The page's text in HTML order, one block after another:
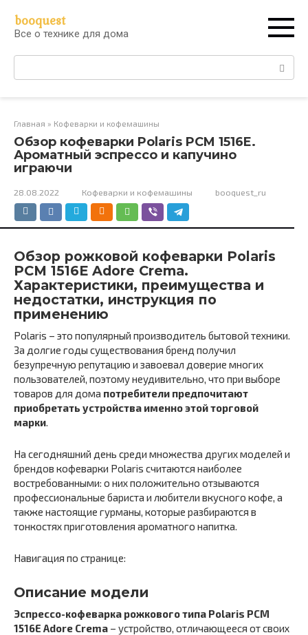
контенту
booquest
Все о технике для дома
Поиск:
Главная » Кофеварки и кофемашины
Обзор кофеварки Polaris PCM 1516E.
Ароматный эспрессо и капучино
играючи
28.08.2022 Кофеварки и кофемашины booquest_ru
Обзор рожковой кофеварки Polaris
PCM 1516E Adore Crema.
Характеристики, преимущества и
недостатки, инструкция по
применению
Polaris – это популярный производитель бытовой техники.
За долгие годы существования бренд получил
безупречную репутацию и завоевал доверие многих
пользователей, поэтому неудивительно, что при выборе
товаров для дома потребители предпочитают
приобретать устройства именно этой торговой
марки.
На сегодняшний день среди множества других моделей и
брендов кофеварки Polaris считаются наиболее
востребованными: о них положительно отзываются
профессиональные бариста и любители вкусного кофе, а
также настоящие гурманы, которые разбираются в
тонкостях приготовления ароматного напитка.
Навигация по странице:
Описание модели
Эспрессо-кофеварка рожкового типа Polaris PCM
1516E Adore Crema – устройство, отличающееся от своих